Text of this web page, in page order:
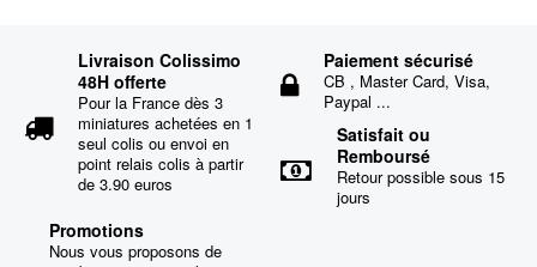
Livraison Colissimo
48H offerte
Pour la France dès 3
miniatures achetées en 1
seul colis ou envoi en
point relais colis à partir
de 3.90 euros
Paiement sécurisé
CB , Master Card, Visa,
Paypal ...
Satisfait ou
Remboursé
Retour possible sous 15
jours
Promotions
Nous vous proposons de